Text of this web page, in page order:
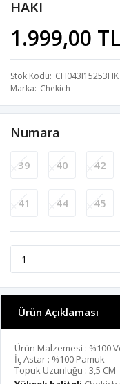
HAKI
1.999,00 TL
Stok Kodu CH043I15253HK
Marka Chekich
Numara
39 40 42
41 44 45
Ürün Açıklaması
Ürün Malzemesi : %100
İç Astar : %100 Pamuk
Topuk Uzunluğu : 3,5 CM